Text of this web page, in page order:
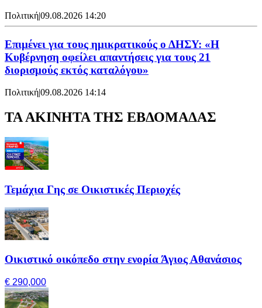
Πολιτική|09.08.2026 14:20
Επιμένει για τους ημικρατικούς ο ΔΗΣΥ: «Η
Κυβέρνηση οφείλει απαντήσεις για τους 21
διορισμούς εκτός καταλόγου»
Πολιτική|09.08.2026 14:14
ΤΑ ΑΚΙΝΗΤΑ ΤΗΣ ΕΒΔΟΜΑΔΑΣ
Τεμάχια Γης σε Οικιστικές Περιοχές
Οικιστικό οικόπεδο στην ενορία Άγιος Αθανάσιος
€ 290,000